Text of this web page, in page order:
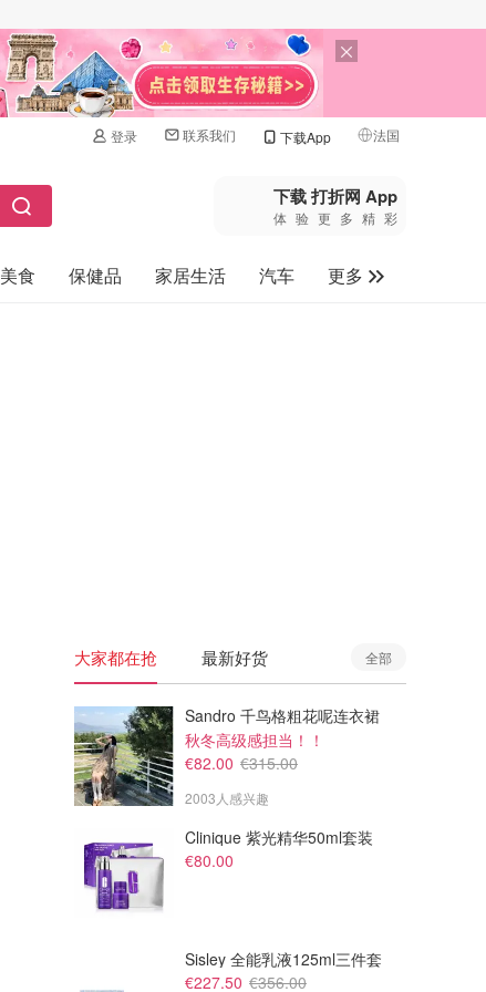
登录 联系我们 下载App 法国
🇺🇸美国
🇨🇳中国
🇨🇦加拿大
下载 打折网 App
体验更多精彩
美食 保健品 家居生活 汽车
更多
大家都在抢 最新好货 全部
Sandro 千鸟格粗花呢连衣裙
秋冬高级感担当！！
€82.00 €315.00
2003人感兴趣
Clinique 紫光精华50ml套装
€80.00
Sisley 全能乳液125ml三件套
€227.50 €356.00